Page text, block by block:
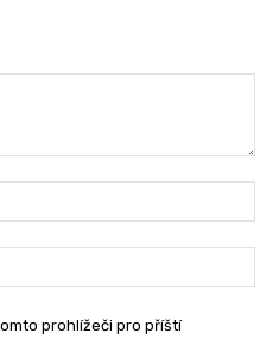
prohlížeči pro příští